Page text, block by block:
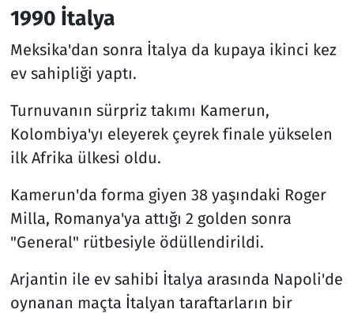
1990 İtalya
Meksika'dan sonra İtalya da kupaya ikinci kez
ev sahipliği yaptı.
Turnuvanın sürpriz takımı Kamerun,
Kolombiya'yı eleyerek çeyrek finale yükselen
ilk Afrika ülkesi oldu.
Kamerun'da forma giyen 38 yaşındaki Roger
Milla, Romanya'ya attığı 2 golden sonra
"General" rütbesiyle ödüllendirildi.
Arjantin ile ev sahibi İtalya arasında Napoli'de
oynanan maçta İtalyan taraftarların bir